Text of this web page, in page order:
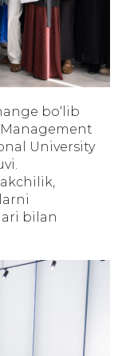
bo‘lib
Management
University
bilan